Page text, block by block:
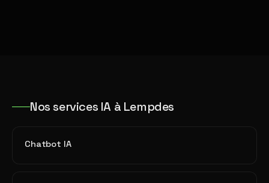
Nos services IA à Lempdes
Chatbot IA